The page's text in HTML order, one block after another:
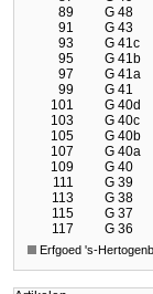
89
G 48
91
G 43
93
G 41c
95
G 41b
97
G 41a
99
G 41
101
G 40d
103
G 40c
105
G 40b
107
G 40a
109
G 40
111
G 39
113
G 38
115
G 37
117
G 36
Erfgoed 's-